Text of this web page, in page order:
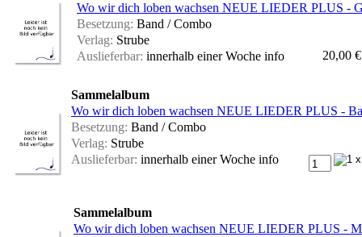
Wo wir dich loben wachsen NEUE LIEDER PLUS -
Besetzung: Band / Combo
Verlag: Strube
Auslieferbar: innerhalb einer Woche info 20,00 €
Sammelalbum
Wo wir dich loben wachsen NEUE LIEDER PLUS -
Besetzung: Band / Combo
Verlag: Strube
Auslieferbar: innerhalb einer Woche info
Sammelalbum
Wo wir dich loben wachsen NEUE LIEDER PLUS -